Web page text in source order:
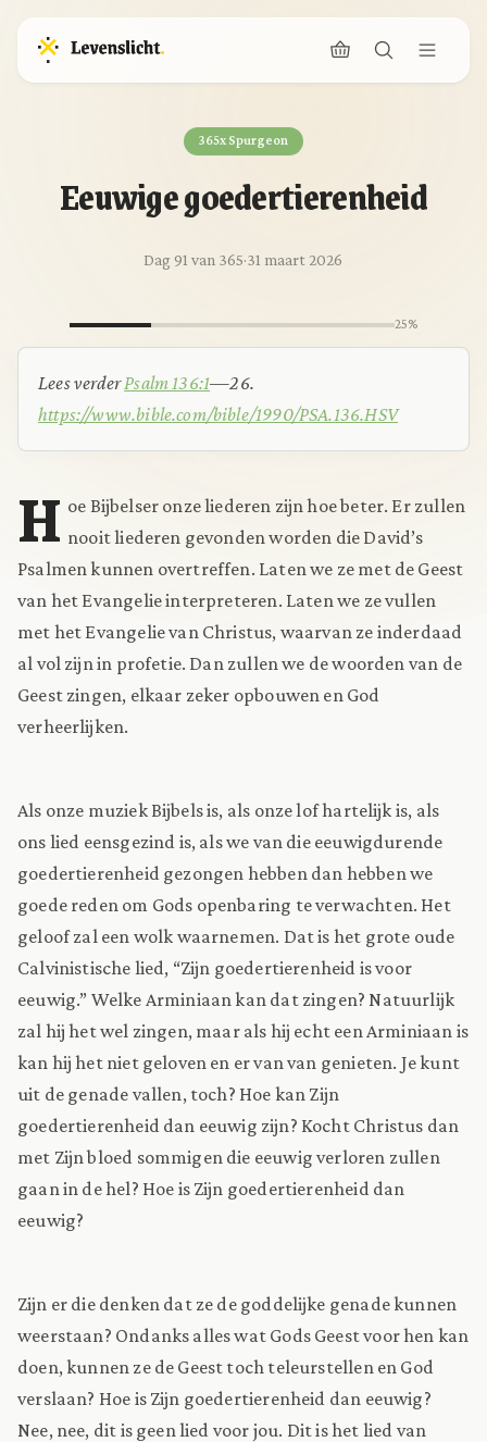
365x Spurgeon
Eeuwige goedertierenheid
Dag 91 van 365·31 maart 2026
25%
Lees verderPsalm 136:1—26.
https://www.bible.com/bible/1990/PSA.136.HSV
H oe Bijbelser onze liederen zijn hoe beter. Er zullen
nooit liederen gevonden worden die David’s
Psalmen kunnen overtreffen. Laten we ze met de Geest
van het Evangelie interpreteren. Laten we ze vullen
met het Evangelie van Christus, waarvan ze inderdaad
al vol zijn in profetie. Dan zullen we de woorden van de
Geest zingen, elkaar zeker opbouwen en God
verheerlijken.
Als onze muziek Bijbels is, als onze lof hartelijk is, als
ons lied eensgezind is, als we van die eeuwigdurende
goedertierenheid gezongen hebben dan hebben we
goede reden om Gods openbaring te verwachten. Het
geloof zal een wolk waarnemen. Dat is het grote oude
Calvinistische lied, “Zijn goedertierenheid is voor
eeuwig.” Welke Arminiaan kan dat zingen? Natuurlijk
zal hij het wel zingen, maar als hij echt een Arminiaan is
kan hij het niet geloven en er van van genieten. Je kunt
uit de genade vallen, toch? Hoe kan Zijn
goedertierenheid dan eeuwig zijn? Kocht Christus dan
met Zijn bloed sommigen die eeuwig verloren zullen
gaan in de hel? Hoe is Zijn goedertierenheid dan
eeuwig?
Zijn er die denken dat ze de goddelijke genade kunnen
weerstaan? Ondanks alles wat Gods Geest voor hen kan
doen, kunnen ze de Geest toch teleurstellen en God
verslaan? Hoe is Zijn goedertierenheid dan eeuwig?
Nee, nee, dit is geen lied voor jou. Dit is het lied van